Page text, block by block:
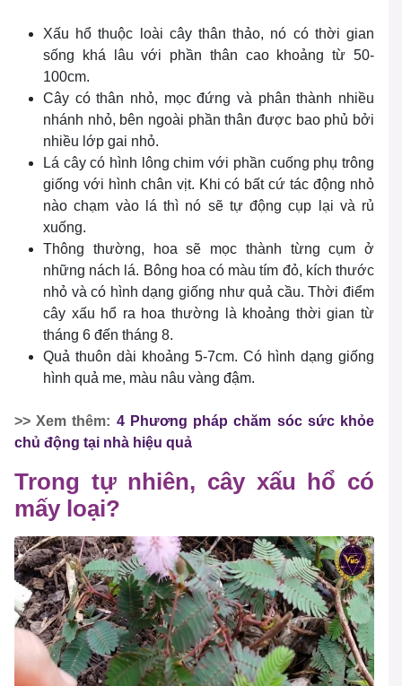
Xấu hổ thuộc loài cây thân thảo, nó có thời gian
sống khá lâu với phần thân cao khoảng từ 50-
100cm.
Cây có thân nhỏ, mọc đứng và phân thành nhiều
nhánh nhỏ, bên ngoài phần thân được bao phủ bởi
nhiều lớp gai nhỏ.
Lá cây có hình lông chim với phần cuống phụ trông
giống với hình chân vịt. Khi có bất cứ tác động nhỏ
nào chạm vào lá thì nó sẽ tự động cụp lại và rủ
xuống.
Thông thường, hoa sẽ mọc thành từng cụm ở
những nách lá. Bông hoa có màu tím đỏ, kích thước
nhỏ và có hình dạng giống như quả cầu. Thời điểm
cây xấu hổ ra hoa thường là khoảng thời gian từ
tháng 6 đến tháng 8.
Quả thuôn dài khoảng 5-7cm. Có hình dạng giống
hình quả me, màu nâu vàng đậm.
>> Xem thêm: 4 Phương pháp chăm sóc sức khỏe
chủ động tại nhà hiệu quả
Trong tự nhiên, cây xấu hổ có
mấy loại?